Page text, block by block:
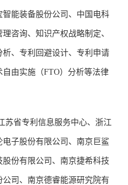
能装备股份公司、中国电科
咨询、知识产权战略制定、
、专利回避设计、专利申请
由实施（FTO）分析等法律
苏省专利信息服务中心、浙江
子股份有限公司、南京巨鲨
份有限公司、南京捷希科技
司、南京德睿能源研究院有